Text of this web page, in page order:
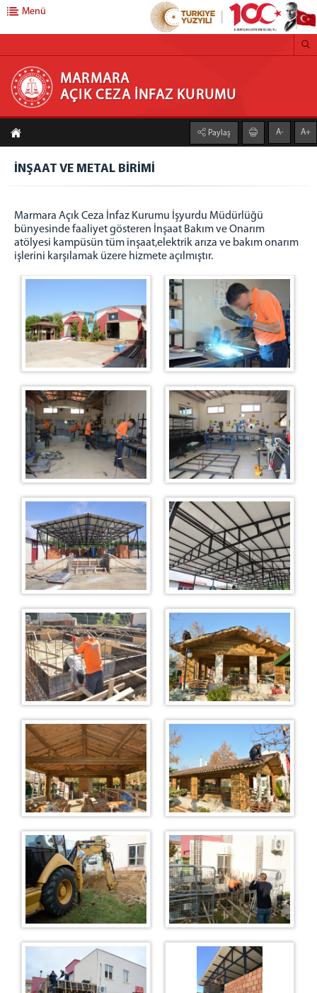
MARMARA AÇIK CEZA İNFAZ KURUMU
Anasayfa
Kurumumuz
Faaliyet Alanı
Genel Mutfak
Çamaşırhane
Isı Merkezi
Galeri
Ziyaret Kabul
Genel Mutfak
Duruşma Salonu
Kampüs Fatih İlk Öğretim Okulu
Araç Sevk Amirliği
Isı Merkezi
Kampüs Genel
İş Yurtları
Bakırköy Satış Mağazası
Misafirhane
Fotoğraf Stüdyosu
Fırın
Satış Mağazası
İnşaat ve Metal Birimi
Mobilya
Restaurant
Restoran Menümüz
Duruşma Salonu Fiyat Listesi
Mantar Üretim Tesisi
Bardak Atölyesi
Oto Yıkama
Alış Veriş Merkezi & Kafeterya
Çiğ Köfte
Menü
MARMARA
AÇIK CEZA İNFAZ KURUMU
Paylaş A- A+
İNŞAAT VE METAL BİRİMİ
Marmara Açık Ceza İnfaz Kurumu İşyurdu Müdürlüğü
bünyesinde faaliyet gösteren İnşaat Bakım ve Onarım
atölyesi kampüsün tüm inşaat,elektrik arıza ve bakım onarım
işlerini karşılamak üzere hizmete açılmıştır.